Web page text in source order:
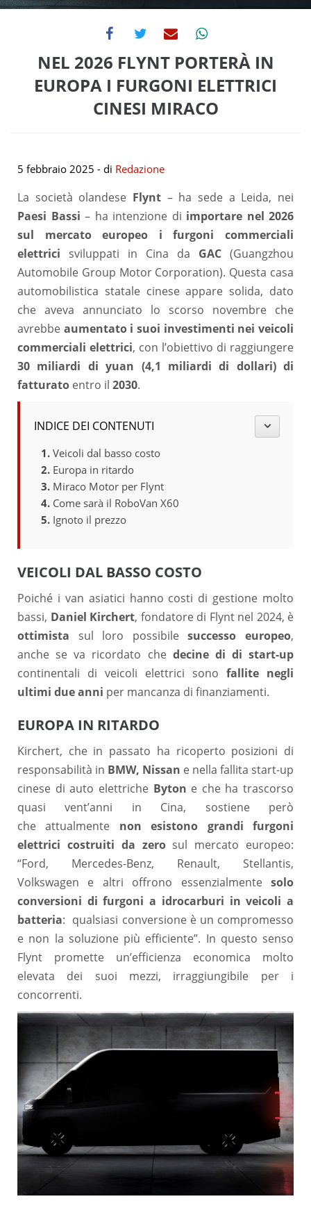
NEL 2026 FLYNT PORTERÀ IN
EUROPA I FURGONI ELETTRICI
CINESI MIRACO
5 febbraio 2025 - di Redazione
La società olandese Flynt – ha sede a Leida, nei
Paesi Bassi – ha intenzione di importare nel 2026
sul mercato europeo i furgoni commerciali
elettrici sviluppati in Cina da GAC (Guangzhou
Automobile Group Motor Corporation). Questa casa
automobilistica statale cinese appare solida, dato
che aveva annunciato lo scorso novembre che
avrebbe aumentato i suoi investimenti nei veicoli
commerciali elettrici, con l’obiettivo di raggiungere
30 miliardi di yuan (4,1 miliardi di dollari) di
fatturato entro il 2030.
INDICE DEI CONTENUTI
Veicoli dal basso costo
Europa in ritardo
Miraco Motor per Flynt
Come sarà il RoboVan X60
Ignoto il prezzo
VEICOLI DAL BASSO COSTO
Poiché i van asiatici hanno costi di gestione molto
bassi, Daniel Kirchert, fondatore di Flynt nel 2024, è
ottimista sul loro possibilesuccesso europeo,
anche se va ricordato chedecine di di start-up
continentali di veicoli elettrici sono fallite negli
ultimi due anni per mancanza di finanziamenti.
EUROPA IN RITARDO
Kirchert, che in passato ha ricoperto posizioni di
responsabilità in BMW, Nissan e nella fallita start-up
cinese di auto elettriche Byton e che ha trascorso
quasi vent’anni in Cina, sostiene però
che attualmente non esistono grandi furgoni
elettrici costruiti da zerosul mercato europeo:
“Ford, Mercedes-Benz, Renault, Stellantis,
Volkswagen e altri offrono essenzialmente solo
conversioni di furgoni a idrocarburi in veicoli a
batteria: qualsiasi conversione è un compromesso
e non la soluzione più efficiente”. In questo senso
Flynt promette un’efficienza economica molto
elevata dei suoi mezzi, irraggiungibile per i
concorrenti.